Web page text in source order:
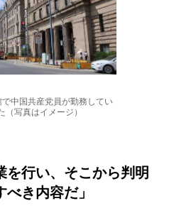
中国共産党員が勤務してい
（写真はイメージ）
を行い、そこから判明
き内容だ」